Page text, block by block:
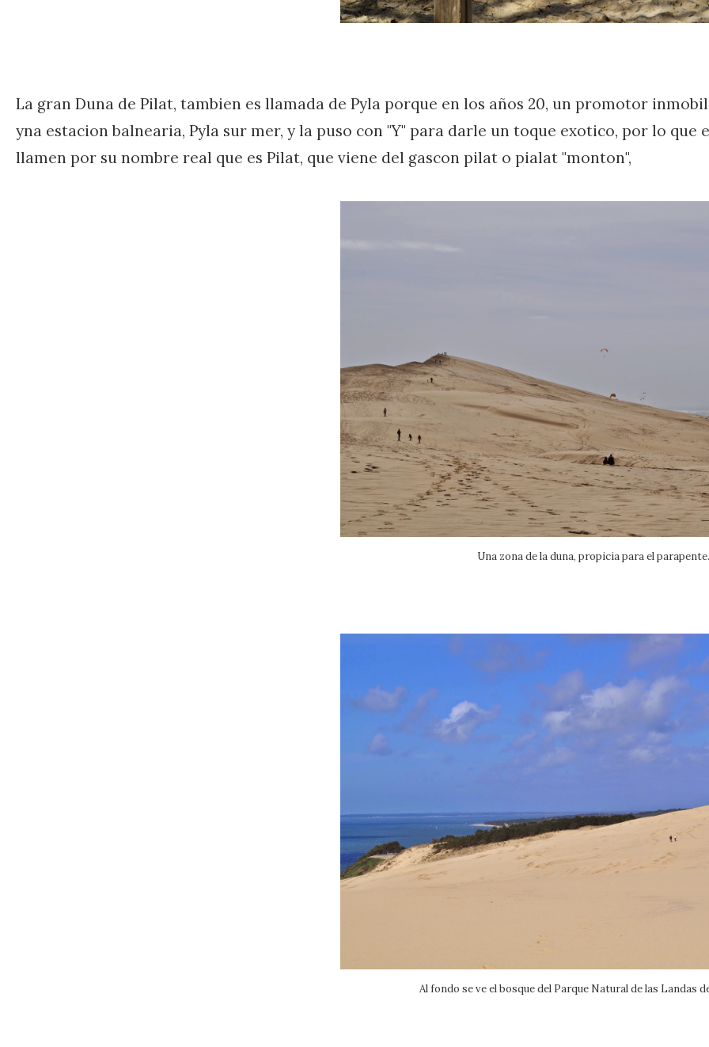
La gran Duna de Pilat, tambien es llamada de Pyla porque en los años 20, un promotor
yna estacion balnearia, Pyla sur mer, y la puso con "Y" para darle un toque exotico, por lo
llamen por su nombre real que es Pilat, que viene del gascon pilat o pialat "monton",
Una zona de la duna, propicia para el parapente.
Al fondo se ve el bosque del Parque Natural de las Landas